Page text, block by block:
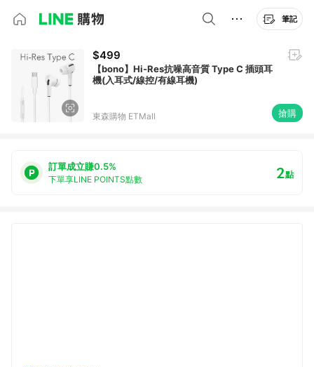
筆記
$499
【bono】Hi-Res抗噪高音質 Type C 插頭耳
機(入耳式/線控/有線耳機)
東森購物 ETMall 搶購
訂單成立賺0.5%
下單享LINE POINTS點數 2點